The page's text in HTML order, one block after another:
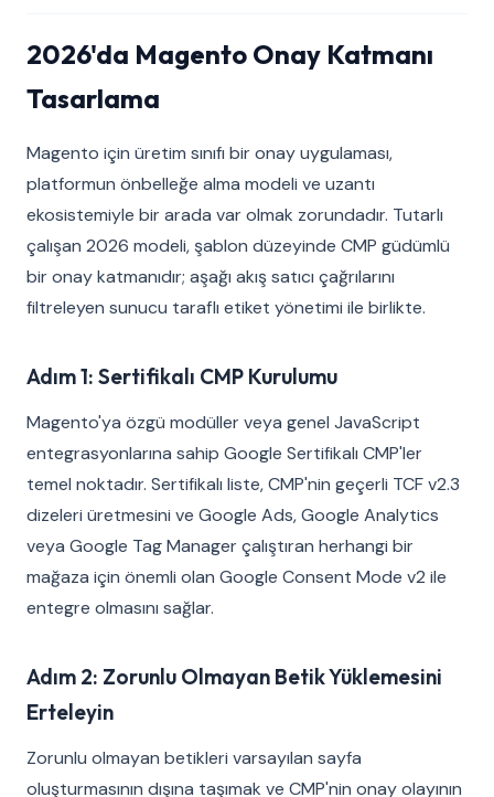
2026'da Magento Onay Katmanı
Tasarlama
Magento için üretim sınıfı bir onay uygulaması,
platformun önbelleğe alma modeli ve uzantı
ekosistemiyle bir arada var olmak zorundadır. Tutarlı
çalışan 2026 modeli, şablon düzeyinde CMP güdümlü
bir onay katmanıdır; aşağı akış satıcı çağrılarını
filtreleyen sunucu taraflı etiket yönetimi ile birlikte.
Adım 1: Sertifikalı CMP Kurulumu
Magento'ya özgü modüller veya genel JavaScript
entegrasyonlarına sahip Google Sertifikalı CMP'ler
temel noktadır. Sertifikalı liste, CMP'nin geçerli TCF v2.3
dizeleri üretmesini ve Google Ads, Google Analytics
veya Google Tag Manager çalıştıran herhangi bir
mağaza için önemli olan Google Consent Mode v2 ile
entegre olmasını sağlar.
Adım 2: Zorunlu Olmayan Betik Yüklemesini
Erteleyin
Zorunlu olmayan betikleri varsayılan sayfa
oluşturmasının dışına taşımak ve CMP'nin onay olayının